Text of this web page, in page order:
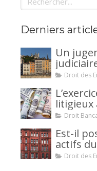
Derniers
Un
votre
Droit des
litigieux
créance
la
Droit
Est-il
actifs
Droit des